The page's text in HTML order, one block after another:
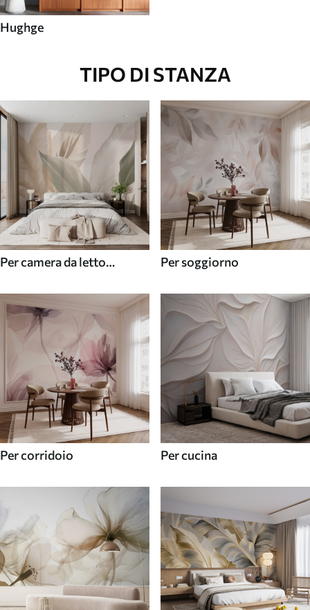
Hughge
TIPO DI STANZA
Per camera da letto
Per soggiorno
Per corridoio Per cucina